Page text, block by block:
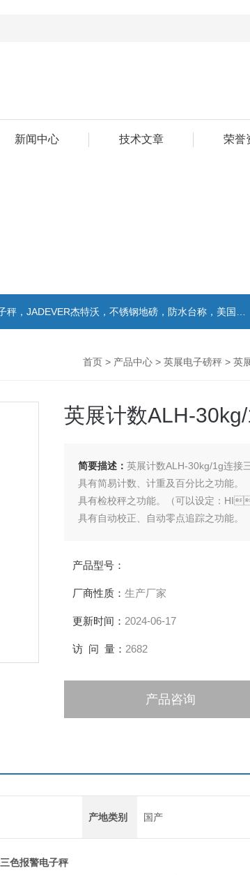
新闻中心 技术文章 荣誉
杰特沃，不锈钢地磅，防水台称，美国双杰天平，报警电子称
首页 > 产品中心 > 英展电子磅秤 > 英
英展计数ALH-
简要描述： 英展计数ALH-30kg/1g连接
具有简易计数、计重及百分比之功能。
具有检校秤之功能。（可以设定
具有自动校正、自动零点追踪之功能。
具有设计良好之运送保护点功能。电力
产品型号：
厂商性质： 生产厂家
更新时间： 2024-06-17
访 问 量： 2682
产品咨询
产地类别 国产
色报警电子秤